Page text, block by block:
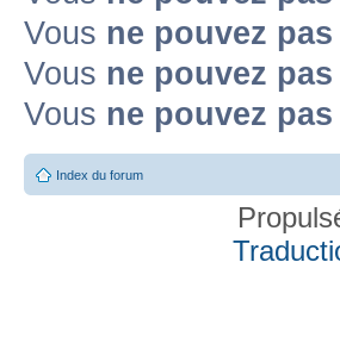
Vous ne pouvez pas
Vous ne pouvez pas
Vous ne pouvez pas
Index du forum